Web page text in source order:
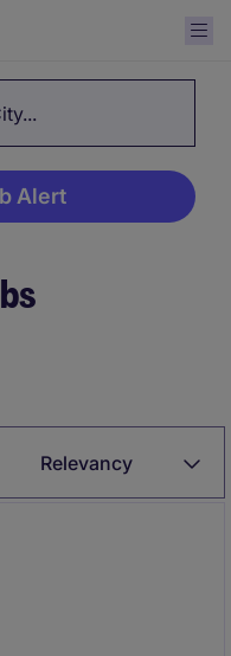
Alert
Relevancy